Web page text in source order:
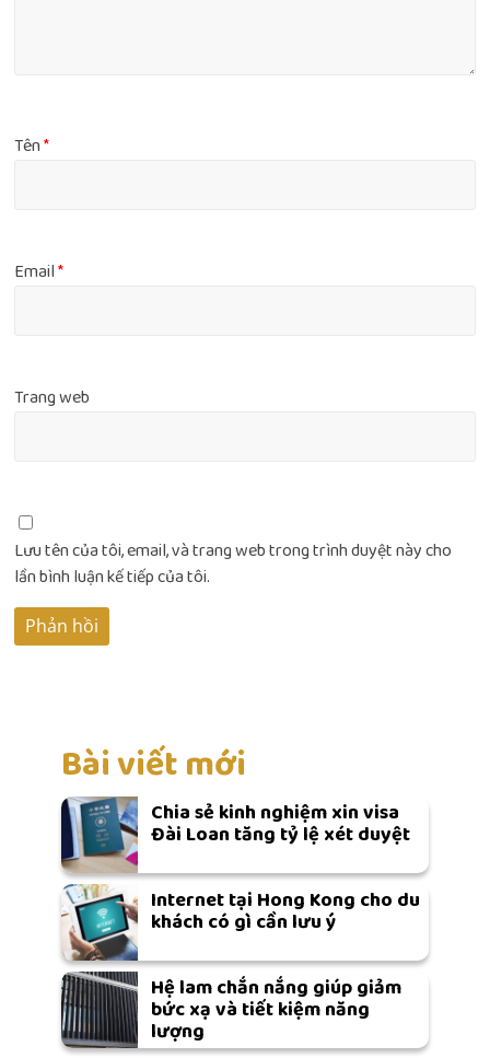
Tên*
Email*
Trang web
Lưu tên của tôi, email, và trang web trong trình duyệt này cho
lần bình luận kế tiếp của tôi.
Bài viết mới
Chia sẻ kinh nghiệm xin visa
Đài Loan tăng tỷ lệ xét duyệt
Internet tại Hong Kong cho du
khách có gì cần lưu ý
Hệ lam chắn nắng giúp giảm
bức xạ và tiết kiệm năng
lượng